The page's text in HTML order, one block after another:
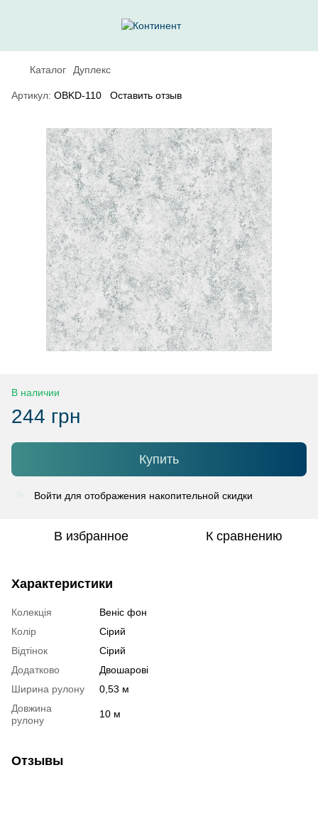
Каталог Дуплекс
Артикул: OBKD-110 Оставить отзыв
В наличии
244 грн
Купить
Войти для отображения накопительной скидки
В избранное К сравнению
Характеристики
Колекція
Веніс фон
Колір
Сірий
Відтінок
Сірий
Додатково
Двошарові
Ширина рулону
0,53 м
Довжина
рулону
10 м
Отзывы